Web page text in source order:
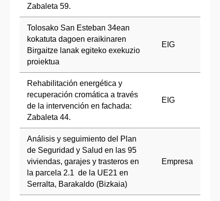
Zabaleta 59.
Tolosako San Esteban 34ean
kokatuta dagoen eraikinaren
Birgaitze lanak egiteko exekuzio
proiektua
EIG
Rehabilitación energética y
recuperación cromática a través
de la intervención en fachada:
Zabaleta 44.
EIG
Análisis y seguimiento del Plan
de Seguridad y Salud en las 95
viviendas, garajes y trasteros en
la parcela 2.1 de la UE21 en
Serralta, Barakaldo (Bizkaia)
Empresa